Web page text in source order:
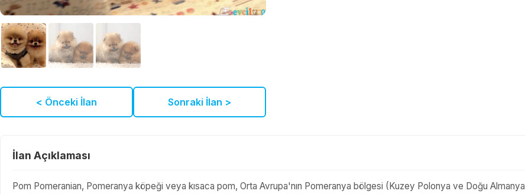
< Önceki İlan Sonraki İlan >
İlan Açıklaması
Pom Pomeranian, Pomeranya köpeği veya kısaca pom, Orta Avrupa'nın Pomeranya bölgesi (Kuzey Polonya ve Doğu Almanya